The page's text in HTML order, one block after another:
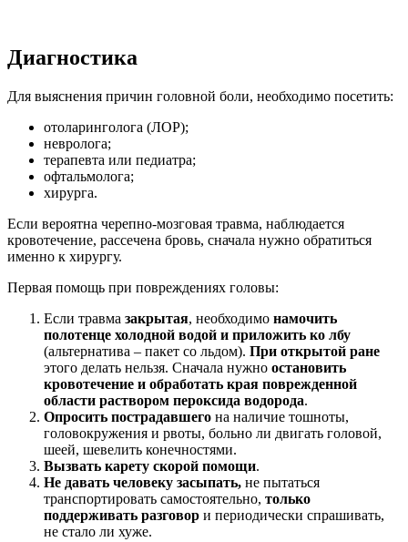
Диагностика
Для выяснения причин головной боли, необходимо посетить:
отоларинголога (ЛОР);
невролога;
терапевта или педиатра;
офтальмолога;
хирурга.
Если вероятна черепно-мозговая травма, наблюдается
кровотечение, рассечена бровь, сначала нужно обратиться
именно к хирургу.
Первая помощь при повреждениях головы:
Если травма закрытая, необходимо намочить
полотенце холодной водой и приложить ко лбу
(альтернатива – пакет со льдом). При открытой ране
этого делать нельзя. Сначала нужно остановить
кровотечение и обработать края поврежденной
области раствором пероксида водорода.
Опросить пострадавшего на наличие тошноты,
головокружения и рвоты, больно ли двигать головой,
шеей, шевелить конечностями.
Вызвать карету скорой помощи.
Не давать человеку засыпать, не пытаться
транспортировать самостоятельно, только
поддерживать разговор и периодически спрашивать,
не стало ли хуже.